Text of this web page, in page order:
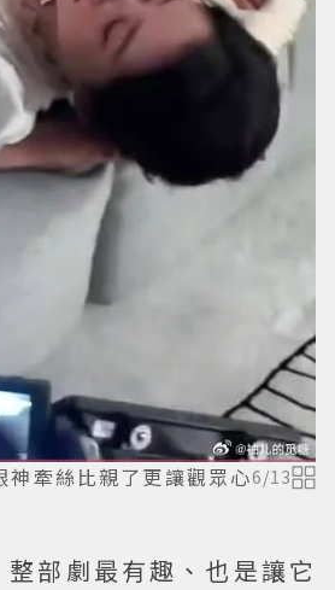
神牽絲比親了更讓觀眾心6/13
部劇最有趣、也是讓它